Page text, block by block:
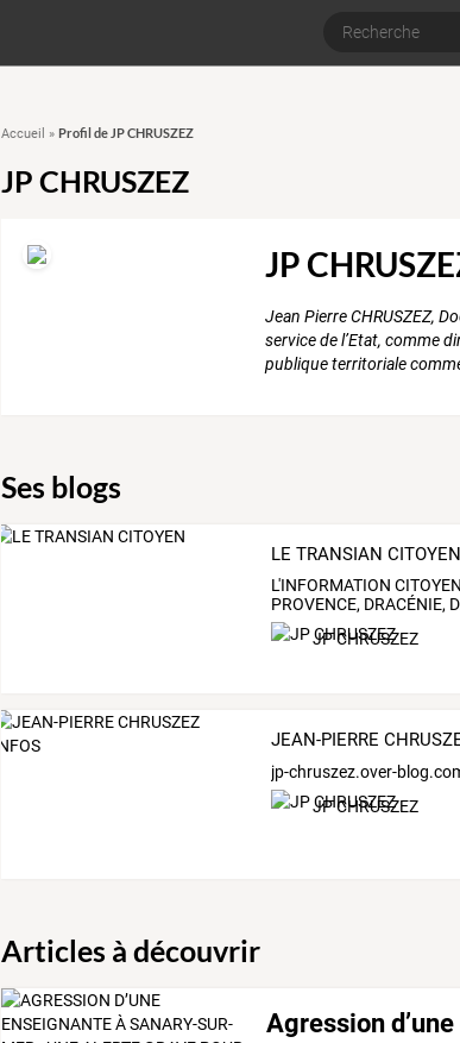
Accueil » Profil de JP CHRUSZEZ
JP CHRUSZEZ
JP
Jean Pierre CHRUSZEZ,
service de l’Etat, comme
publique territoriale
Ses blogs
LE TRANSIAN CITOYEN
L'INFORMATION
PROVENCE,DRACÉNIE,
JP CHRUSZEZ
JEAN-PIERRE
jp-chruszez.over-
JP CHRUSZEZ
Articles à découvrir
Agression